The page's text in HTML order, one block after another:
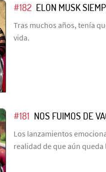
#182 ELON MUSK
Tras muchos años, tenía
vida.
#181 NOS FUIMOS DE
Los lanzamientos
realidad de que aún